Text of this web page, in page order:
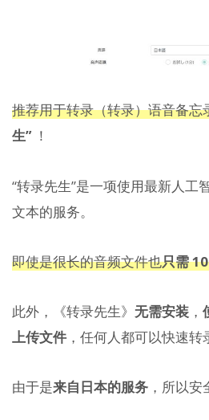
推荐用于转录（转录）语音备忘
生”！
“转录先生”是一项使用最新人工
文本的服务。
即使是很长的音频文件也只需
此外，《转录先生》 无需安装 ，
上传文件 ，任何人都可以快速转
由于是来自日本的服务 ，所以安